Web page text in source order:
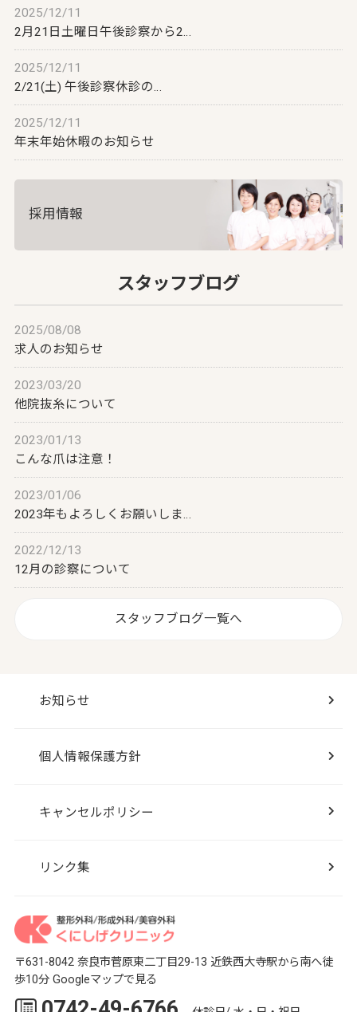
2025/12/11
2月21日土曜日午後診察から2…
2025/12/11
2/21(土) 午後診察休診の…
2025/12/11
年末年始休暇のお知らせ
採用情報
スタッフブログ
2025/08/08
求人のお知らせ
2023/03/20
他院抜糸について
2023/01/13
こんな爪は注意！
2023/01/06
2023年もよろしくお願いしま…
2022/12/13
12月の診察について
スタッフブログ一覧へ
お知らせ
個人情報保護方針
キャンセルポリシー
リンク集
〒631-8042 奈良市菅原東二丁目29-13 近鉄西大寺駅から南へ徒
歩10分 Googleマップで見る